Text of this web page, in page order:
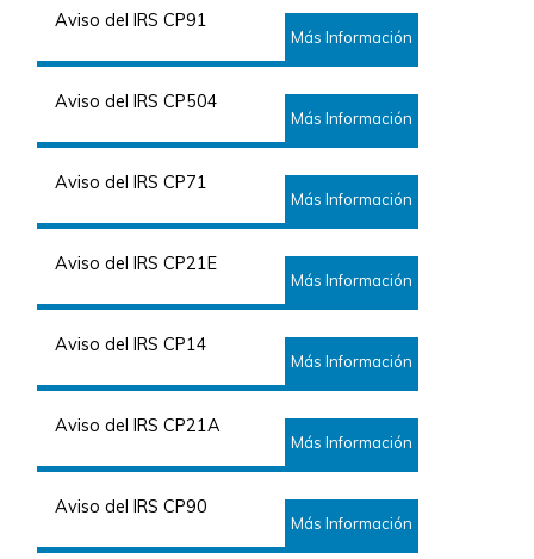
Aviso del IRS CP91
Más Información
Aviso del IRS CP504
Más Información
Aviso del IRS CP71
Más Información
Aviso del IRS CP21E
Más Información
Aviso del IRS CP14
Más Información
Aviso del IRS CP21A
Más Información
Aviso del IRS CP90
Más Información